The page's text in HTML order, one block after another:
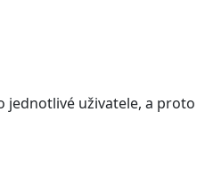
jednotlivé uživatele, a proto